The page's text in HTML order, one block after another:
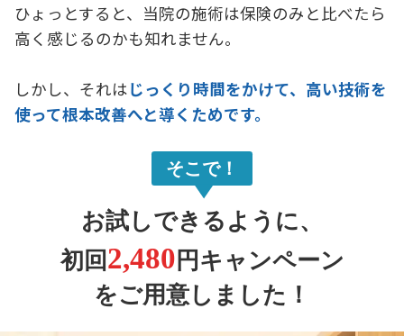
ひょっとすると、当院の施術は保険のみと比べたら
高く感じるのかも知れません。
しかし、それはじっくり時間をかけて、高い技術を
使って根本改善へと導くためです。
そこで！
お試しできるように、
初回2,480 円キャンペーン
をご用意しました！